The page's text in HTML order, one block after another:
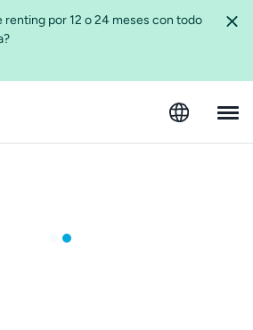
por 12 o 24 meses con todo